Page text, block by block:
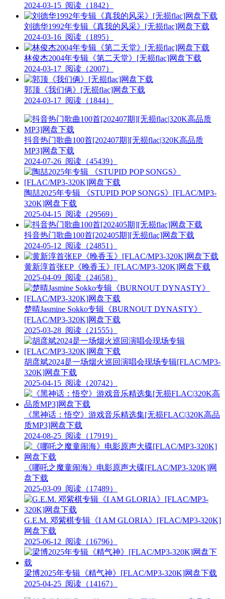
2024-03-15 阅读（1842）
刘德华1992年专辑《真我的风采》[无损flac]网盘下载
2024-03-16 阅读（1895）
林俊杰2004年专辑《第二天堂》[无损flac]网盘下载
2024-03-17 阅读（2007）
郭顶《我们俩》[无损flac]网盘下载
2024-03-17 阅读（1844）
抖音热门歌曲100首[202407期][无损flac|320K高品质
MP3]网盘下载
2024-07-26 阅读（45439）
陶喆2025年专辑 《STUPID POP SONGS》[FLAC/MP3-
320K]网盘下载
2025-04-15 阅读（29569）
抖音热门歌曲100首[202405期][无损flac]网盘下载
2024-05-12 阅读（24851）
黄新淳首张EP《晚香玉》[FLAC/MP3-320K]网盘下载
2025-04-09 阅读（24658）
楚晴Jasmine Sokko专辑《BURNOUT DYNASTY》
[FLAC/MP3-320K]网盘下载
2025-03-28 阅读（21555）
胡彦斌2024是一场烟火巡回演唱会现场专辑[FLAC/MP3-
320K]网盘下载
2025-04-15 阅读（20742）
《黑神话：悟空》游戏音乐精选集[无损FLAC|320K高品
质MP3]网盘下载
2024-08-25 阅读（17919）
《哪吒之魔童闹海》电影原声大碟[FLAC/MP3-320K]网
盘下载
2025-03-09 阅读（17489）
G.E.M. 邓紫棋专辑《I AM GLORIA》[FLAC/MP3-320K]
网盘下载
2025-06-12 阅读（16796）
梁博2025年专辑《精气神》[FLAC/MP3-320K]网盘下载
2025-04-25 阅读（14167）